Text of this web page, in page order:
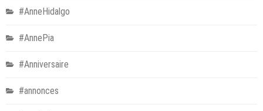
#AnneHidalgo
#AnnePia
#Anniversaire
#annonces